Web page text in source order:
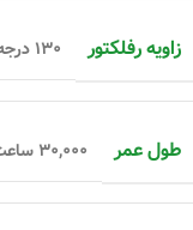
زاویه رفلکتور ۱۳۰ درجه
طول عمر ۳۰,۰۰۰ ساعت